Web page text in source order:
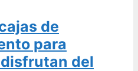
de
para
del